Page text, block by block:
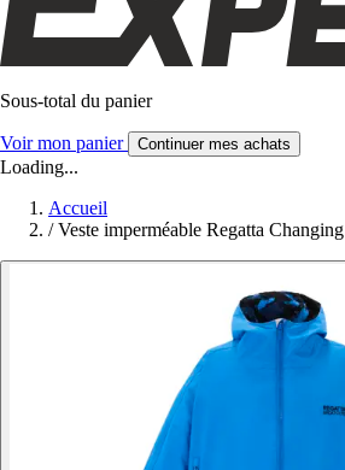
Sous-total du panier
Voir mon panier Continuer mes achats
Loading...
Accueil
/ Veste imperméable Regatta Changing